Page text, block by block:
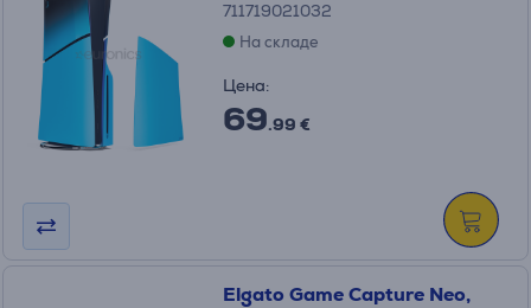
711719021032
На складе
Цена:
69.99 €
Elgato Game Capture Neo,